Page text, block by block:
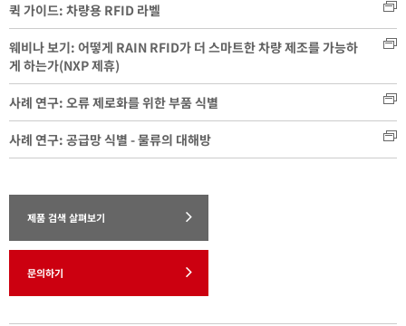
퀵 가이드: 차량용 RFID 라벨
웨비나 보기: 어떻게 RAIN RFID가 더 스마트한 차량 제조를 가능하
게 하는가(NXP 제휴)
사례 연구: 오류 제로화를 위한 부품 식별
사례 연구: 공급망 식별 - 물류의 대해방
제품 검색 살펴보기
문의하기